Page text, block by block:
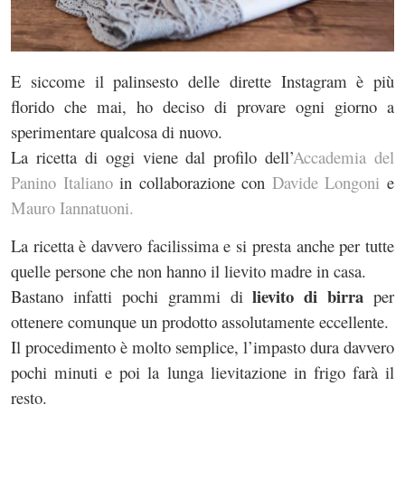
E siccome il palinsesto delle dirette Instagram è più
florido che mai, ho deciso di provare ogni giorno a
sperimentare qualcosa di nuovo.
La ricetta di oggi viene dal profilo dell’Accademia del
Panino Italianoin collaborazione con Davide Longoni e
Mauro Iannatuoni.
La ricetta è davvero facilissima e si presta anche per tutte
quelle persone che non hanno il lievito madre in casa.
Bastano infatti pochi grammi dilievito di birra per
ottenere comunque un prodotto assolutamente eccellente.
Il procedimento è molto semplice, l’impasto dura davvero
pochi minuti e poi la lunga lievitazione in frigo farà il
resto.